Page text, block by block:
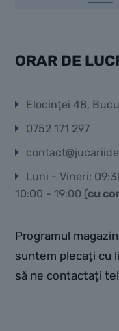
ORAR DE
Elocinței 48,
0752 171 297
Luni - Vineri:
10:00 - 19:00 (cu
Programul
suntem plecați cu
să ne contactați